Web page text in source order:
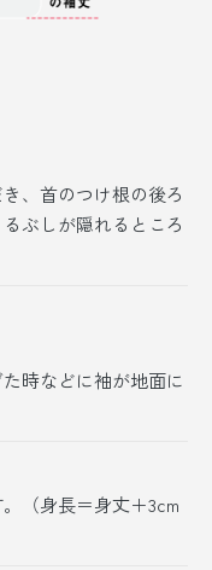
、首のつけ根の後ろ
ぶしが隠れるところ
時などに袖が地面に
（身長＝身丈＋3cm